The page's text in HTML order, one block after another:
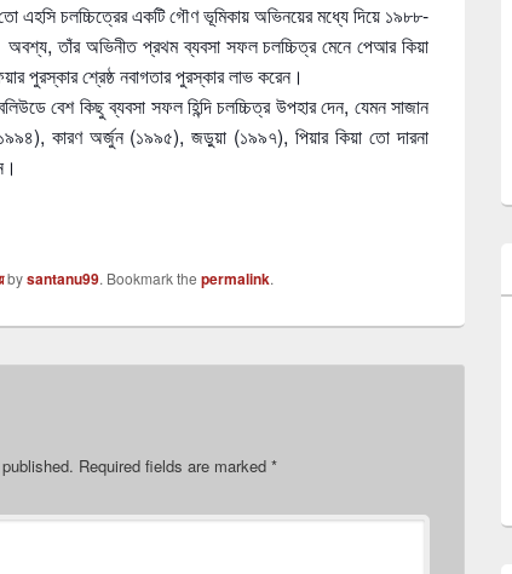
এহসি চলচ্চিত্রের একটি গৌণ ভূমিকায় অভিনয়ের মধ্যে দিয়ে ১৯৮৮-
অবশ্য, তাঁর অভিনীত প্রথম ব্যবসা সফল চলচ্চিত্র মেনে পেআর কিয়া
পুরস্কার শ্রেষ্ঠ নবাগতার পুরস্কার লাভ করেন।
বেশ কিছু ব্যবসা সফল হিন্দি চলচ্চিত্র উপহার দেন, যেমন সাজান
কারণ অর্জুন (১৯৯৫), জড়ুয়া (১৯৯৭), পিয়ার কিয়া তো দারনা
bysantanu99. Bookmark the permalink.
Required fields are marked *